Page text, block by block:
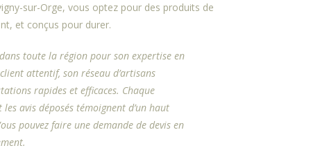
sur-Orge, vous optez pour des produits de
et conçus pour durer.
toute la région pour son expertise en
attentif, son réseau d’artisans
rapides et efficaces. Chaque
avis déposés témoignent d’un haut
pouvez faire une demande de devis en